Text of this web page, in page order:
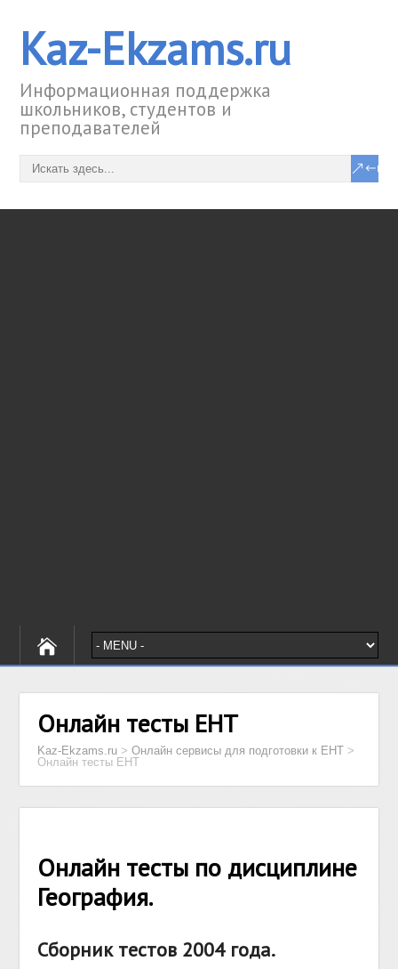
Kaz-Ekzams.ru
Информационная поддержка
школьников, студентов и
преподавателей
Онлайн тесты ЕНТ
Kaz-Ekzams.ru >Онлайн сервисы для подготовки к ЕНТ >
Онлайн тесты ЕНТ
Онлайн тесты по дисциплине
География.
Сборник тестов 2004 года.